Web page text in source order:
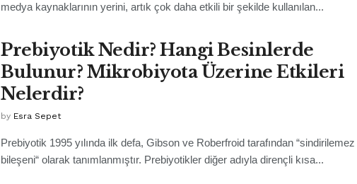
medya kaynaklarının yerini, artık çok daha etkili bir şekilde kullanılan...
Prebiyotik Nedir? Hangi Besinlerde
Bulunur? Mikrobiyota Üzerine Etkileri
Nelerdir?
by Esra Sepet
Prebiyotik 1995 yılında ilk defa, Gibson ve Roberfroid tarafından “sindirilemez
bileşeni“ olarak tanımlanmıştır. Prebiyotikler diğer adıyla dirençli kısa...